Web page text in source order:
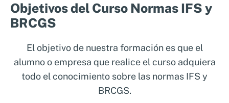
Objetivos del Curso Normas IFS y
BRCGS
El objetivo de nuestra formación es que el
alumno o empresa que realice el curso adquiera
todo el conocimiento sobre las normas IFS y
BRCGS.